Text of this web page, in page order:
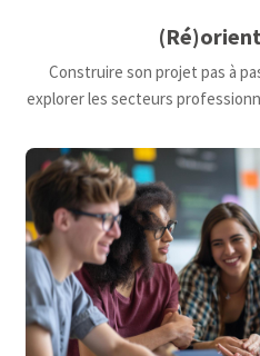
Construire son projet pas à
explorer les secteurs